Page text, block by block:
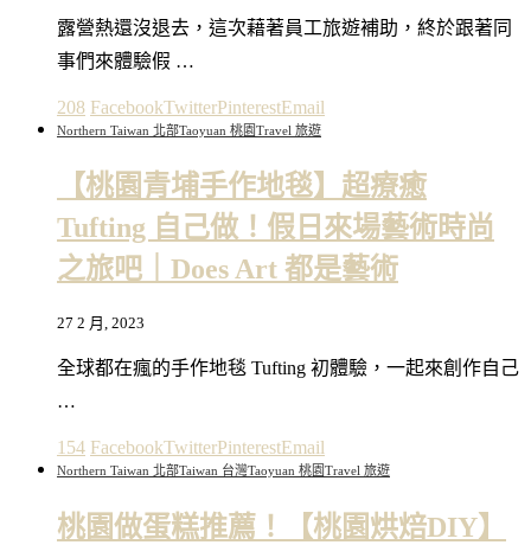
露營熱還沒退去，這次藉著員工旅遊補助，終於跟著同
事們來體驗假 …
208 FacebookTwitterPinterestEmail
Northern Taiwan 北部Taoyuan 桃園Travel 旅遊
【桃園青埔手作地毯】超療癒
Tufting 自己做！假日來場藝術時尚
之旅吧｜Does Art 都是藝術
27 2 月, 2023
全球都在瘋的手作地毯 Tufting 初體驗，一起來創作自己
…
154 FacebookTwitterPinterestEmail
Northern Taiwan 北部Taiwan 台灣Taoyuan 桃園Travel 旅遊
桃園做蛋糕推薦！【桃園烘焙DIY】